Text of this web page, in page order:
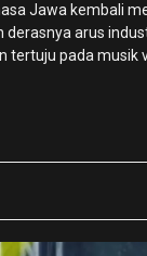
Jawa kembali
derasnya arus
tertuju pada musik